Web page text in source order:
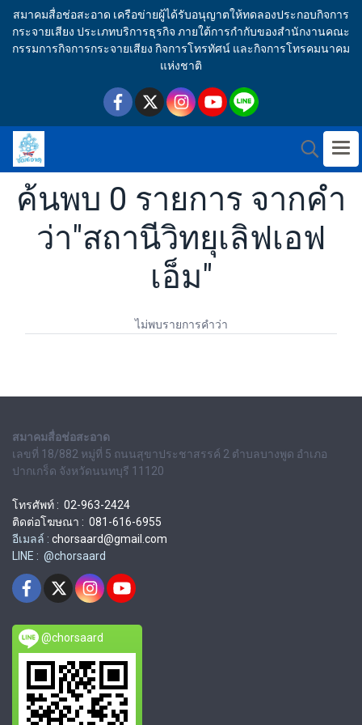
สมาคมสื่อช่อสะอาด เครือข่ายผู้ได้รับอนุญาตให้ทดลองประกอบกิจการ
กระจายเสียง ประเภทบริการธุรกิจ ภายใต้การกำกับของสำนักงานคณะ
กรรมการกิจการกระจายเสียง กิจการโทรทัศน์ และกิจการโทรคมนาคม
แห่งชาติ
ค้นพบ 0 รายการ จากคำ
ว่า"สถานีวิทยุเลิฟเอฟ
เอ็ม"
ไม่พบรายการคำว่า
สมาคมสื่อช่อสะอาด
เลขที่ 18/882 หมู่ที่ 5 ถนนสุขาประชาสรรค์ 2 ตำบลบางพูด อำเภอ
ปากเกร็ด จังหวัดนนทบุรี 11120
โทรศัพท์ : 02-963-2424
ติดต่อโฆษณา : 081-616-6955
อีเมลล์ : chorsaard@gmail.com
LINE : @chorsaard
@chorsaard